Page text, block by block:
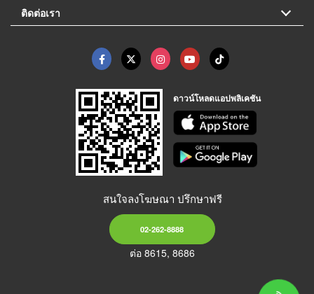
ติดต่อเรา
ดาวน์โหลดแอปพลิเคชัน
สนใจลงโฆษณา ปรึกษาฟรี
02-262-8888
ต่อ 8615, 8686